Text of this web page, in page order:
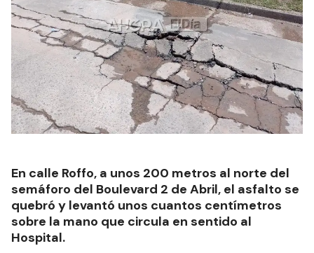
En calle Roffo, a unos 200 metros al norte del
semáforo del Boulevard 2 de Abril, el asfalto se
quebró y levantó unos cuantos centímetros
sobre la mano que circula en sentido al
Hospital.